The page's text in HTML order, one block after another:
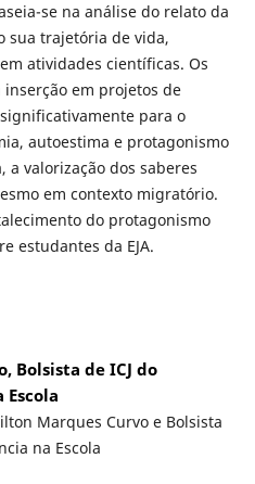
se na análise do relato da
sua trajetória de vida,
atividades científicas. Os
em projetos de
para o
autoestima e protagonismo
a valorização dos saberes
em contexto migratório.
do protagonismo
estudantes da EJA.
Bolsista de ICJ do
Marques Curvo e Bolsista
na Escola